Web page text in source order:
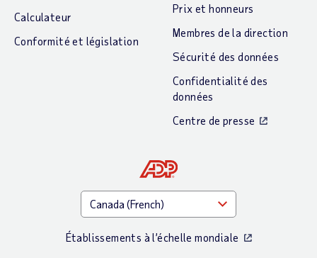
Calculateur
Conformité et législation
Prix et honneurs
Membres de la direction
Sécurité des données
Confidentialité des
données
Centre de presse
Établissements à l’échelle mondiale